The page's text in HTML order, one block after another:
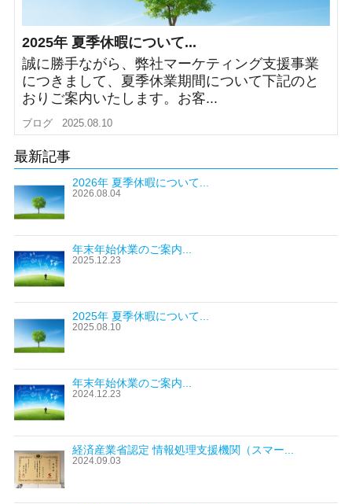
2025年 夏季休暇について...
誠に勝手ながら、弊社マーケティング支援事業
につきまして、夏季休業期間について下記のと
おりご案内いたします。お客...
ブログ 2025.08.10
最新記事
2026年 夏季休暇について...
2026.08.04
年末年始休業のご案内...
2025.12.23
2025年 夏季休暇について...
2025.08.10
年末年始休業のご案内...
2024.12.23
経済産業省認定 情報処理支援機関（スマー...
2024.09.03